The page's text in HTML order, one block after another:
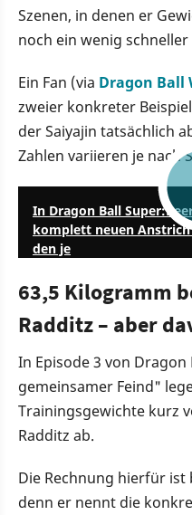
Szenen, in denen er
noch ein wenig
Ein Fan (via Dragon Ball
zweier konkreter
der Saiyajin tatsächlich
Zahlen variieren je nach
In Dragon Ball
komplett neuen
den je
63,5 Kilogramm
Radditz – aber
In Episode 3 von Dragon
gemeinsamer Feind"
Trainingsgewichte kurz
Radditz ab.
Die Rechnung hierfür ist
denn er nennt die